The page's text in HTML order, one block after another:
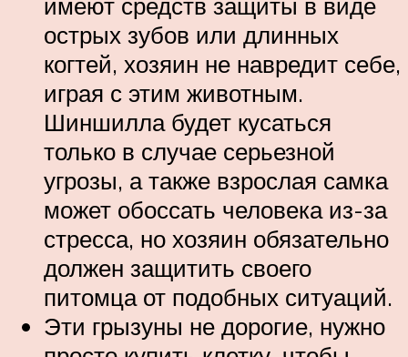
острых зубов или длинных
когтей, хозяин не навредит себе,
играя с этим животным.
Шиншилла будет кусаться
только в случае серьезной
угрозы, а также взрослая самка
может обоссать человека из-за
стресса, но хозяин обязательно
должен защитить своего
питомца от подобных ситуаций.
Эти грызуны не дорогие, нужно